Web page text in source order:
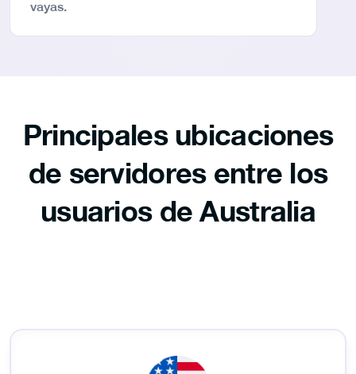
vayas.
Principales ubicaciones
de servidores entre los
usuarios de Australia